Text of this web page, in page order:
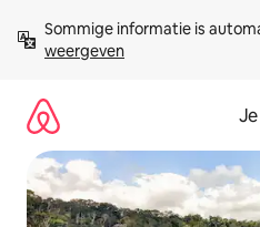
direct
naar
Sommige informatie is
weergeven